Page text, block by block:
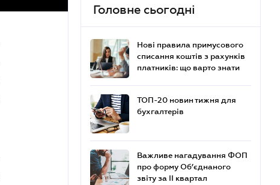
Головне сьогодні
Нові правила примусового
списання коштів з рахунків
платників: що варто знати
ТОП-20 новин тижня для
бухгалтерів
Важливе нагадування ФОП
про форму Об’єднаного
звіту за ІІ квартал